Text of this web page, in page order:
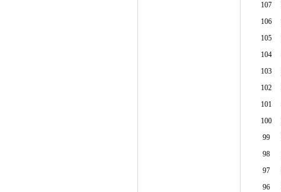
107
106
105
104
103
102
101
100
99
98
97
96